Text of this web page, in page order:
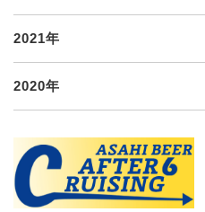
2021年
2020年